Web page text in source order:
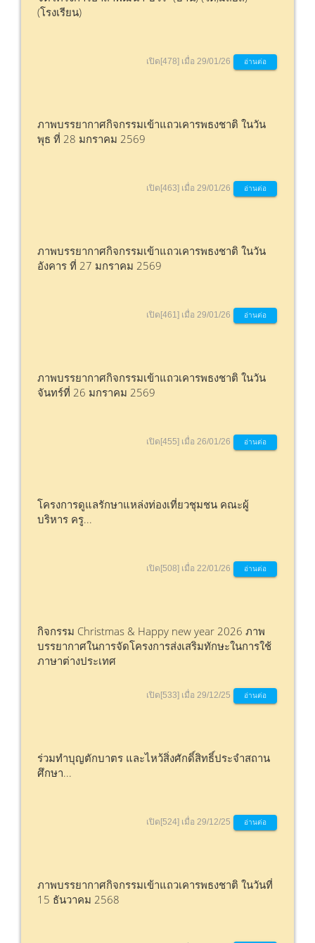
(โรงเรียน)
เปิด[478] เมื่อ 29/01/26 อ่านต่อ
ภาพบรรยากาศกิจกรรมเข้าแถวเคารพธงชาติ ในวัน
พุธ ที่ 28 มกราคม 2569
เปิด[463] เมื่อ 29/01/26 อ่านต่อ
ภาพบรรยากาศกิจกรรมเข้าแถวเคารพธงชาติ ในวัน
อังคาร ที่ 27 มกราคม 2569
เปิด[461] เมื่อ 29/01/26 อ่านต่อ
ภาพบรรยากาศกิจกรรมเข้าแถวเคารพธงชาติ ในวัน
จันทร์ที่ 26 มกราคม 2569
เปิด[455] เมื่อ 26/01/26 อ่านต่อ
โครงการดูแลรักษาแหล่งท่องเที่ยวชุมชน คณะผู้
บริหาร ครู...
เปิด[508] เมื่อ 22/01/26 อ่านต่อ
กิจกรรม Christmas & Happy new year 2026 ภาพ
บรรยากาศในการจัดโครงการส่งเสริมทักษะในการใช้
ภาษาต่างประเทศ
เปิด[533] เมื่อ 29/12/25 อ่านต่อ
ร่วมทำบุญตักบาตร และไหว้สิ่งศักดิ์สิทธิ์ประจำสถาน
ศึกษา...
เปิด[524] เมื่อ 29/12/25 อ่านต่อ
ภาพบรรยากาศกิจกรรมเข้าแถวเคารพธงชาติ ในวันที่
15 ธันวาคม 2568